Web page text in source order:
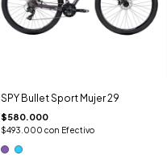
SPY Bullet Sport Mujer 29
$580.000
$493.000 con Efectivo